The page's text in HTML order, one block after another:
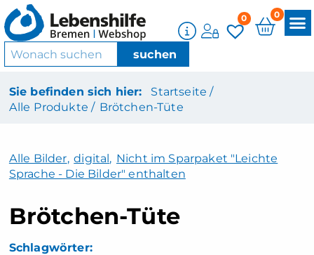
0 0
Sie befinden sich hier:
Startseite /
Alle Produkte / Brötchen-Tüte
Alle Bilder, digital, Nicht im Sparpaket "Leichte
Sprache - Die Bilder" enthalten
Brötchen-Tüte